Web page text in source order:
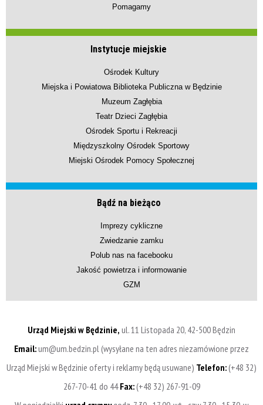
Pomagamy
Instytucje miejskie
Ośrodek Kultury
Miejska i Powiatowa Biblioteka Publiczna w Będzinie
Muzeum Zagłębia
Teatr Dzieci Zagłębia
Ośrodek Sportu i Rekreacji
Międzyszkolny Ośrodek Sportowy
Miejski Ośrodek Pomocy Społecznej
Bądź na bieżąco
Imprezy cykliczne
Zwiedzanie zamku
Polub nas na facebooku
Jakość powietrza i informowanie
GZM
Urząd Miejski w Będzinie, ul. 11 Listopada 20, 42-500 Będzin
Email:um@um.bedzin.pl (wysyłane na ten adres niezamówione przez
Urząd Miejski w Będzinie oferty i reklamy będą usuwane) Telefon:(+48 32)
267-70-41 do 44Fax:(+48 32) 267-91-09